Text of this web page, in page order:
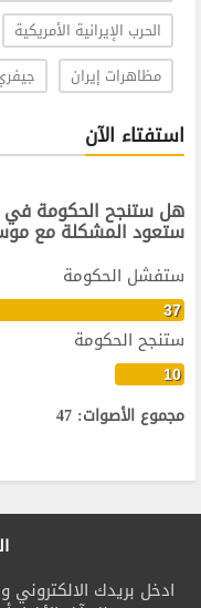
الحرب الإيرانية الأمريكية
مظاهرات إيران
استفتاء الآن
هل ستنجح الحكومة في
ستعود المشكلة مع
ستفشل الحكومة
37
ستنجح الحكومة
10
مجموع الأصوات: 47
ادخل بريدك